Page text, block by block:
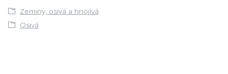
Zeminy, osivá a hnojivá
Osivá